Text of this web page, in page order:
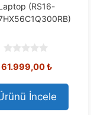
(RS16-
o
t
o
f
5
61.999,00₺
İncele